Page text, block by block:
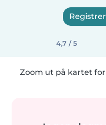
4,7 / 5
Zoom ut på kartet